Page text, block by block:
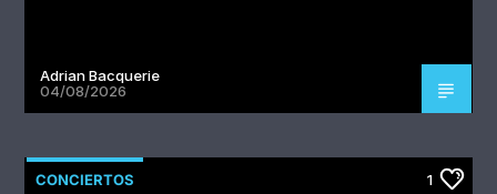
Adrian Bacquerie
04/08/2026
CONCIERTOS 1